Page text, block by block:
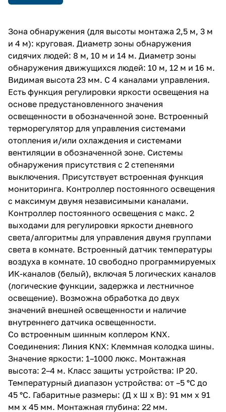
Зона обнаружения (для высоты монтажа 2,5 м, 3 м
и 4 м): круговая. Диаметр зоны обнаружения
сидячих людей: 8 м, 10 м и 14 м. Диаметр зоны
обнаружения движущихся людей: 10 м, 12 м и 16 м.
Видимая высота 23 мм. С 4 каналами управления.
Есть функция регулировки яркости освещения на
основе предустановленного значения
освещенности в обозначенной зоне. Встроенный
терморегулятор для управления системами
отопления и/или охлаждения и системами
вентиляции в обозначенной зоне. Системы
обнаружения присутствия с 2 степенями
выключения. Присутствует встроенная функция
мониторинга. Контроллер постоянного освещения
с максимум двумя независимыми каналами.
Контроллер постоянного освещения с макс. 2
выходами для регулировки яркости дневного
света/алгоритмы для управления двумя группами
света в комнате. Встроенный датчик температуры
воздуха в комнате. 10 свободно программируемых
ИК-каналов (белый), включая 5 логических каналов
(логические функции, задержка и лестничное
освещение). Возможна обработка до двух
значений внешней освещенности и наличие
внутреннего датчика освещенности.
Со встроенным шинным коплером KNX.
Соединения: Линия KNX: Клеммная колодка шины.
Значение яркости: 1–1000 люкс. Монтажная
высота: 2–4 м. Класс защиты устройства: IP 20.
Температурный диапазон устройства: от –5 °C до
45 °C. Габаритные размеры: (Д x Ш x В): 91 мм x 91
мм x 45 мм. Монтажная глубина: 22 мм.